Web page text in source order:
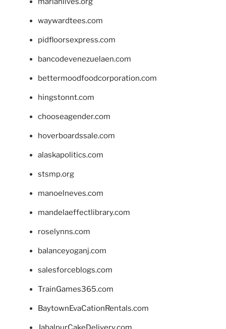
waywardtees.com
pidfloorsexpress.com
bancodevenezuelaen.com
bettermoodfoodcorporation.com
hingstonnt.com
chooseagender.com
hoverboardssale.com
alaskapolitics.com
stsmp.org
manoelneves.com
mandelaeffectlibrary.com
roselynns.com
balanceyoganj.com
salesforceblogs.com
TrainGames365.com
BaytownEvaCationRentals.com